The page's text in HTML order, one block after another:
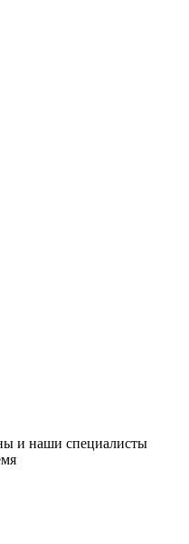
и наши специалисты